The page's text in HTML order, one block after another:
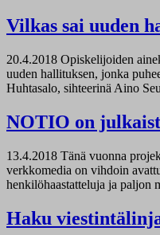
Vilkas sai uuden
20.4.2018 Opiskelijoiden
uuden hallituksen, jonka
Huhtasalo, sihteerinä Aino
NOTIO on
13.4.2018 Tänä vuonna
verkkomedia on vihdoin
henkilöhaastatteluja ja paljon
Haku